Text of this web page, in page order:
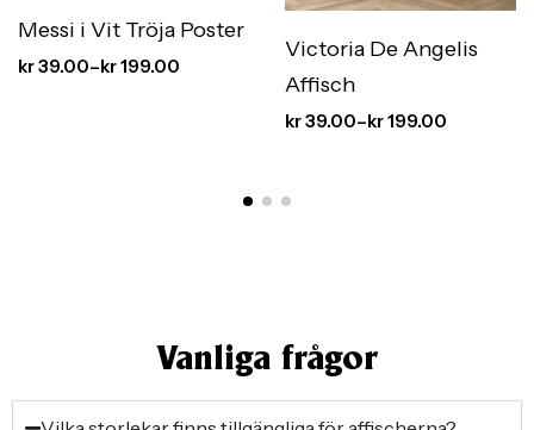
Messi i Vit Tröja Poster
kr39.00–kr199.00
Victoria De Angelis
Affisch
kr39.00–kr199.00
Vanliga frågor